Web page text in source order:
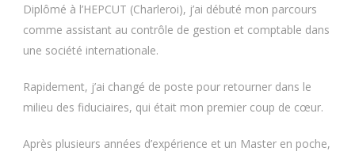
Diplômé à l’HEPCUT (Charleroi), j’ai débuté mon parcours
comme assistant au contrôle de gestion et comptable dans
une société internationale.
Rapidement, j’ai changé de poste pour retourner dans le
milieu des fiduciaires, qui était mon premier coup de cœur.
Après plusieurs années d’expérience et un Master en poche,